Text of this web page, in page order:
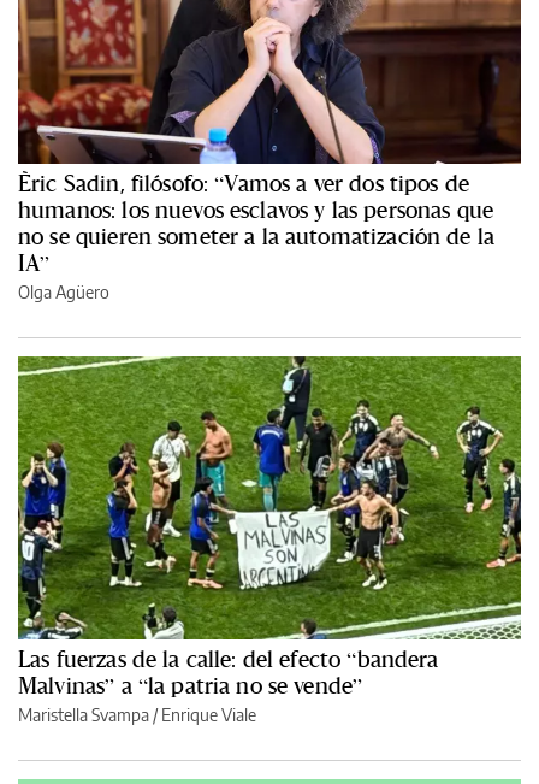
Èric Sadin, filósofo: “Vamos a ver dos tipos de
humanos: los nuevos esclavos y las personas que
no se quieren someter a la automatización de la
IA”
Olga Agüero
Las fuerzas de la calle: del efecto “bandera
Malvinas” a “la patria no se vende”
Maristella Svampa /Enrique Viale